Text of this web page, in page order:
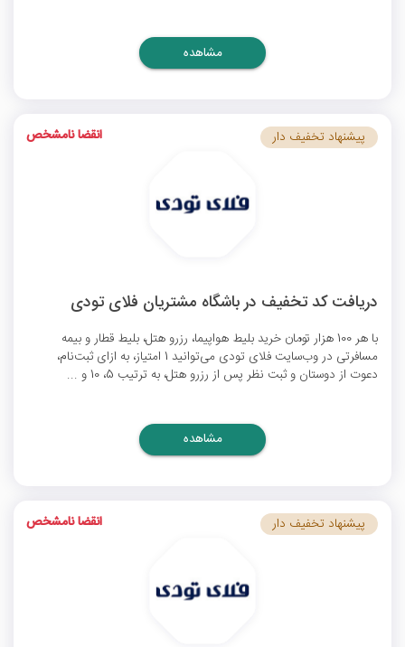
مشاهده
دریافت کد تخفیف در باشگاه مشتریان فلای تودی
با هر 100 هزار تومان خرید بلیط هواپیما، رزرو هتل، بلیط قطار و بیمه
مسافرتی در وب‌سایت فلای تودی می‌توانید 1 امتیاز، به ازای ثبت‌نام،
دعوت از دوستان و ثبت نظر پس از رزرو هتل، به ترتیب 5، 10 و ...
پیشنهاد تخفیف دار انقضا نامشخص
مشاهده
پیشنهاد تخفیف دار انقضا نامشخص